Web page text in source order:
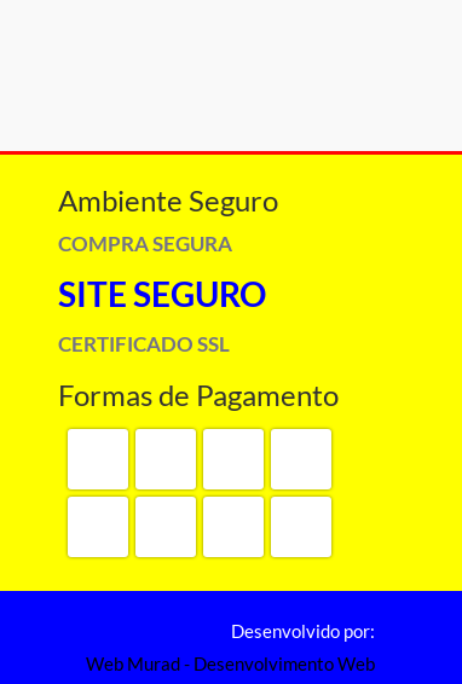
Ambiente Seguro
COMPRA SEGURA
SITE SEGURO
CERTIFICADO SSL
Formas de Pagamento
Desenvolvido por:
Web Murad - Desenvolvimento Web